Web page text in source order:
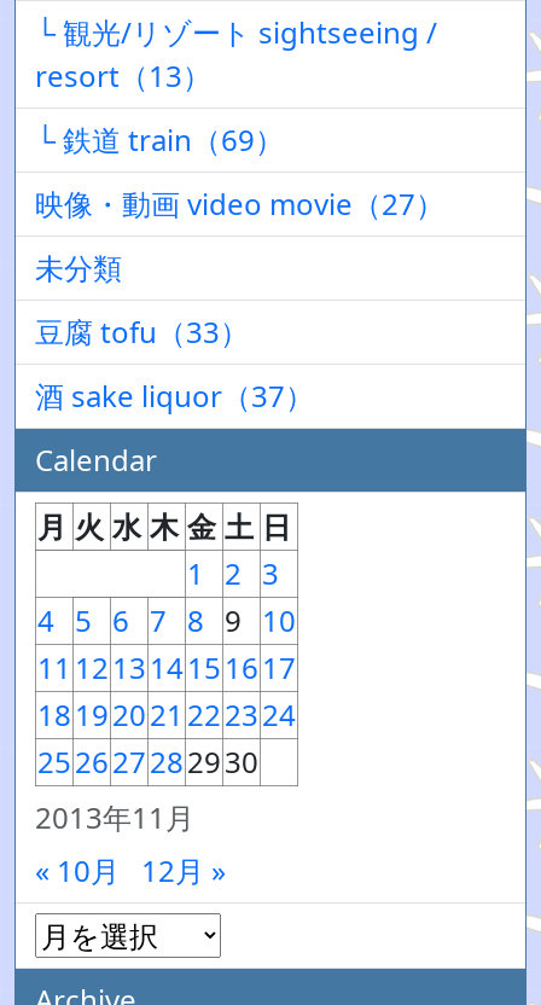
└ 観光/リゾート sightseeing /
resort（13）
└ 鉄道 train（69）
映像・動画 video movie（27）
未分類
豆腐 tofu（33）
酒 sake liquor（37）
Calendar
2013年11月
月 火 水 木 金 土 日
1
2 3
4 5 6 7 8 9
10
11 121314151617
18192021 222324
252627282930
« 10月 12月 »